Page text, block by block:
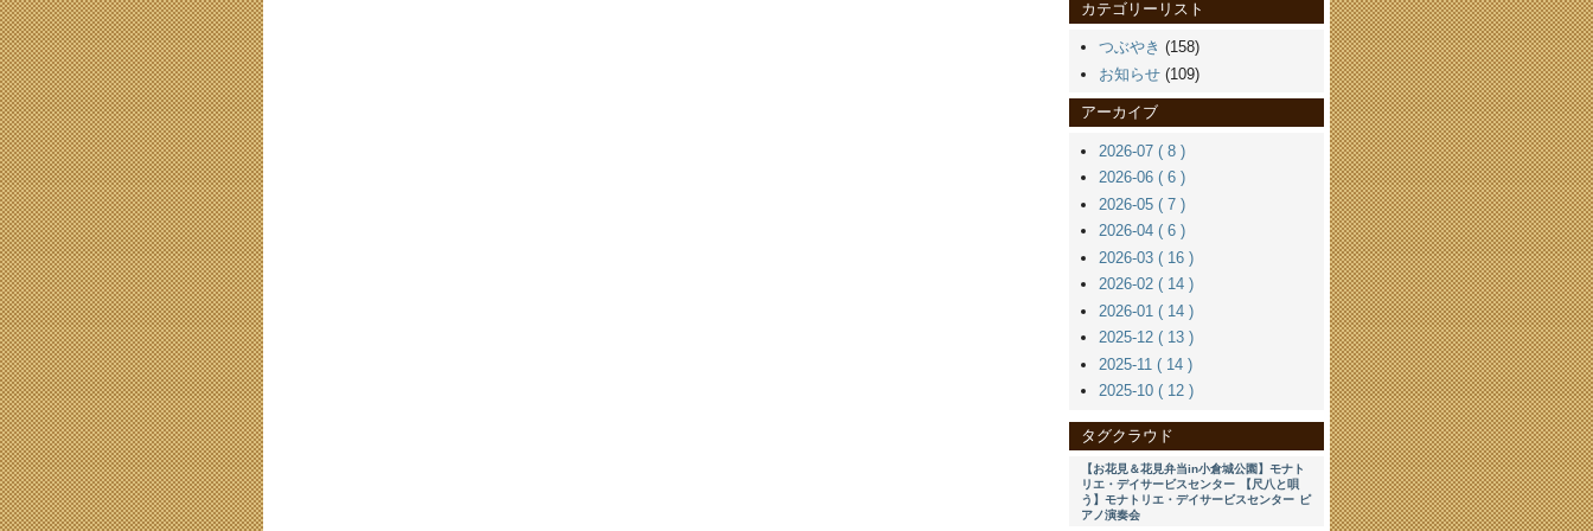
カテゴリーリスト
つぶやき (158)
お知らせ (109)
アーカイブ
2026-07 ( 8 )
2026-06 ( 6 )
2026-05 ( 7 )
2026-04 ( 6 )
2026-03 ( 16 )
2026-02 ( 14 )
2026-01 ( 14 )
2025-12 ( 13 )
2025-11 ( 14 )
2025-10 ( 12 )
タグクラウド
【お花見＆花見弁当in小倉城公園】モナト
リエ・デイサービスセンター
【尺八と唄
う】モナトリエ・デイサービスセンター ピ
アノ演奏会